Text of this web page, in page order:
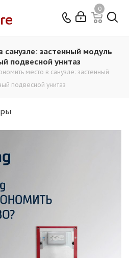
0
санузле: застенный модуль
подвесной унитаз
место в санузле: застенный
подвесной унитаз